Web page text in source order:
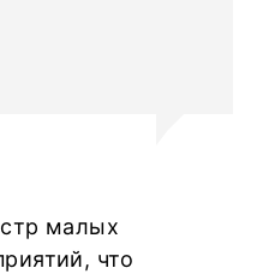
малых
что